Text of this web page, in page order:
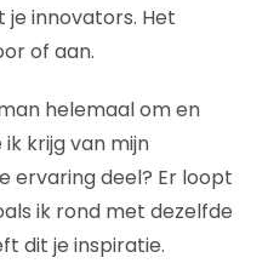
innovators. Het
of aan.
helemaal om en
krijg van mijn
ervaring deel? Er loopt
ik rond met dezelfde
dit je inspiratie.